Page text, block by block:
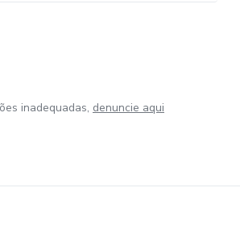
inadequadas, denuncie aqui